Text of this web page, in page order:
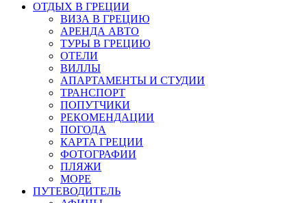
ОТДЫХ В ГРЕЦИИ
ВИЗА В ГРЕЦИЮ
АРЕНДА АВТО
ТУРЫ В ГРЕЦИЮ
ОТЕЛИ
ВИЛЛЫ
АПАРТАМЕНТЫ И СТУДИИ
ТРАНСПОРТ
ПОПУТЧИКИ
РЕКОМЕНДАЦИИ
ПОГОДА
КАРТА ГРЕЦИИ
ФОТОГРАФИИ
ПЛЯЖИ
МОРЕ
ПУТЕВОДИТЕЛЬ